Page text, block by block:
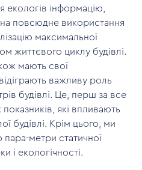
екологів інформацію,
повсюдне використання
максимальної
життєвого циклу будівлі.
мають свої
важливу роль
будівлі. Це, перш за все
які впливають
будівлі. Крім цього, ми
пара-метри статичної
і екологічності.